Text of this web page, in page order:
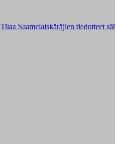
Tilaa Saamelaiskäräjien tiedotteet